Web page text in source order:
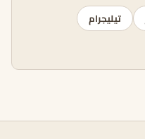
تيليجرام